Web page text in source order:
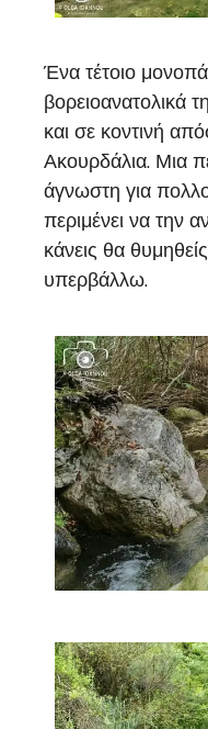
Ένα τέτοιο
βορειοανατολικά
και σε κοντινή
Ακουρδάλια. Μια
άγνωστη για
περιμένει να την
κάνεις θα
υπερβάλλω.